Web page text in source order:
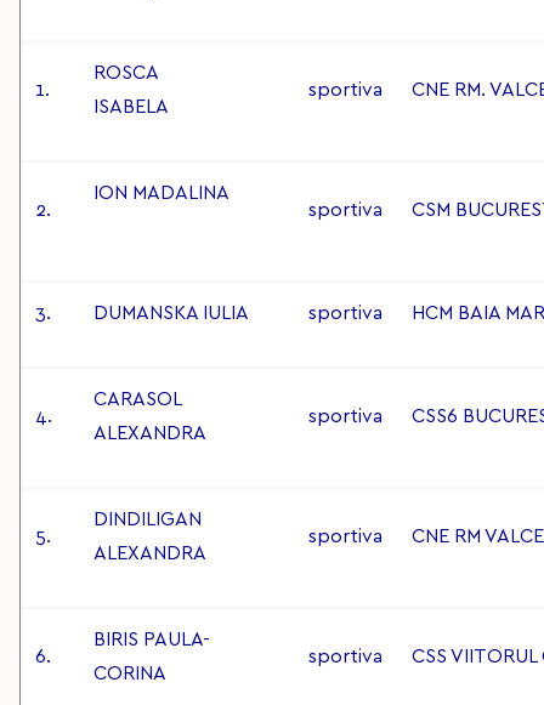
1.
ROSCA
ISABELA
sportiva CNE RM.
2.
ION MADALINA
sportiva
CSM
3. DUMANSKA IULIA sportiva HCM BAIA
4.
CARASOL
ALEXANDRA
sportiva CSS6
5.
DINDILIGAN
ALEXANDRA
sportiva CNE RM
6.
BIRIS PAULA-
CORINA
sportiva CSS VIITORUL